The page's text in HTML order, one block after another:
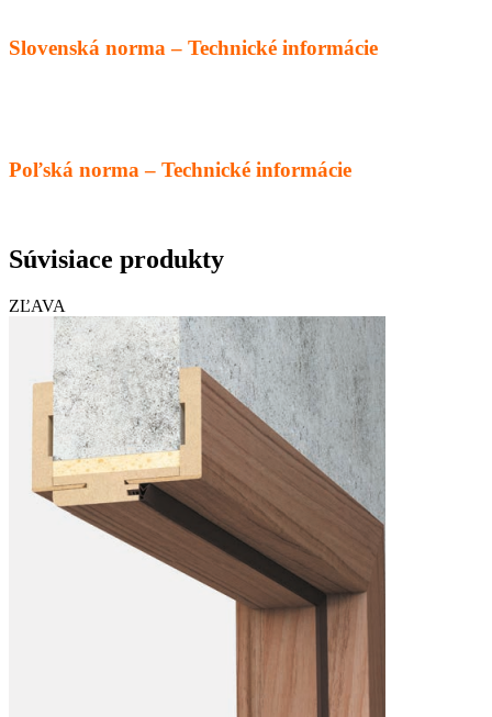
Slovenská norma – Technické informácie
Poľská norma – Technické informácie
Súvisiace produkty
ZĽAVA